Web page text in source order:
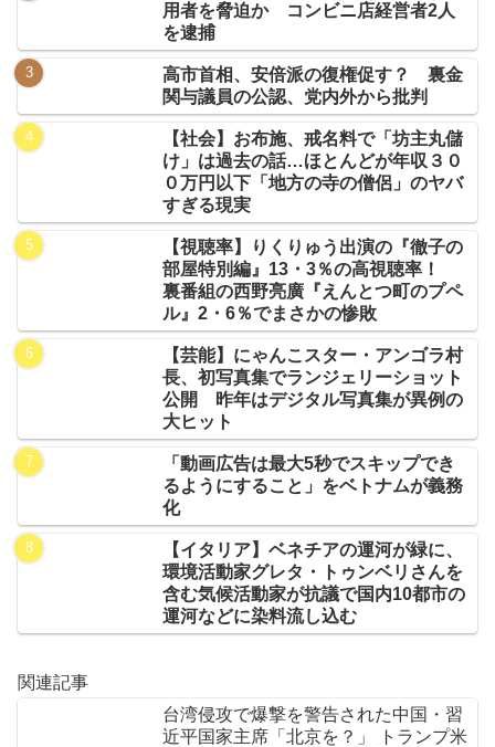
用者を脅迫か コンビニ店経営者2人
を逮捕
高市首相、安倍派の復権促す？ 裏金
関与議員の公認、党内外から批判
【社会】お布施、戒名料で「坊主丸儲
け」は過去の話…ほとんどが年収３０
０万円以下「地方の寺の僧侶」のヤバ
すぎる現実
【視聴率】りくりゅう出演の『徹子の
部屋特別編』13・3％の高視聴率！
裏番組の西野亮廣『えんとつ町のプペ
ル』2・6％でまさかの惨敗
【芸能】にゃんこスター・アンゴラ村
長、初写真集でランジェリーショット
公開 昨年はデジタル写真集が異例の
大ヒット
「動画広告は最大5秒でスキップでき
るようにすること」をベトナムが義務
化
【イタリア】ベネチアの運河が緑に、
環境活動家グレタ・トゥンベリさんを
含む気候活動家が抗議で国内10都市の
運河などに染料流し込む
関連記事
台湾侵攻で爆撃を警告された中国・習
近平国家主席「北京を？」 トランプ米